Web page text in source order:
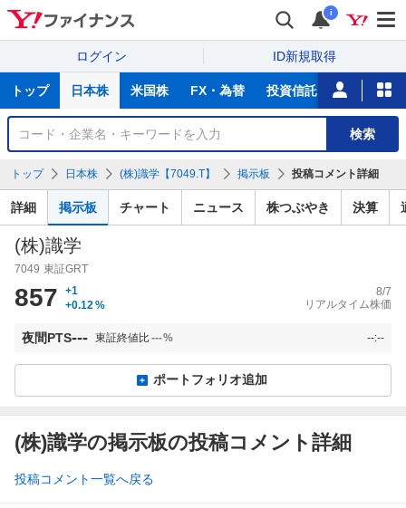
i
ログイン ID新規取得
サ
トップ 日本株 米国株 FX・為替 投資信託 ニュース
銘
検
索
検索
トップ 日本株 (株)識学【7049.T】 掲示板 投稿コメント詳細
詳細 掲示板 チャート ニュース 株つぶやき 決算
(株)識学
7049 東証GRT
857
+1
+0.12 %
8/7
リアルタイム株価
夜間PTS--- 東証終値比---% --:--
ポートフォリオ追加
(株)識学の掲示板の投稿コメント詳細
投稿コメント一覧へ戻る